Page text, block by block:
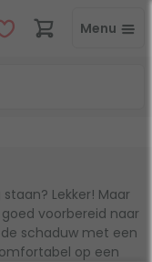
Menu
Lekker! Maar
voorbereid naar
schaduw met een
op een